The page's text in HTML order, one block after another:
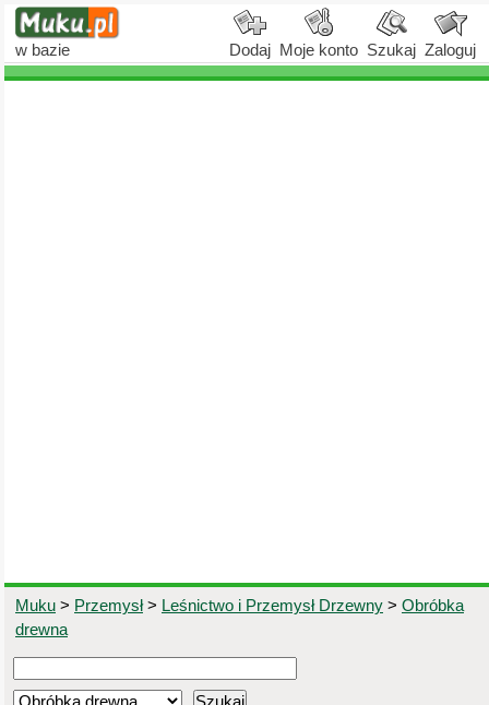
w bazie Dodaj Moje konto Szukaj Zaloguj
Muku > Przemysł> Leśnictwo i Przemysł Drzewny > Obróbka
drewna